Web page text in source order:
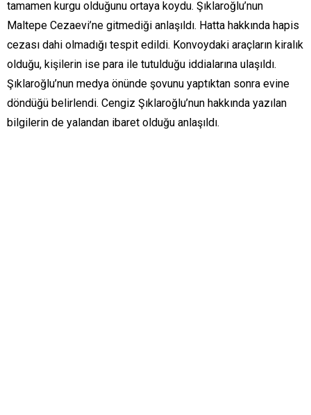
tamamen kurgu olduğunu ortaya koydu. Şıklaroğlu’nun
Maltepe Cezaevi’ne gitmediği anlaşıldı. Hatta hakkında hapis
cezası dahi olmadığı tespit edildi. Konvoydaki araçların kiralık
olduğu, kişilerin ise para ile tutulduğu iddialarına ulaşıldı.
Şıklaroğlu’nun medya önünde şovunu yaptıktan sonra evine
döndüğü belirlendi. Cengiz Şıklaroğlu’nun hakkında yazılan
bilgilerin de yalandan ibaret olduğu anlaşıldı.